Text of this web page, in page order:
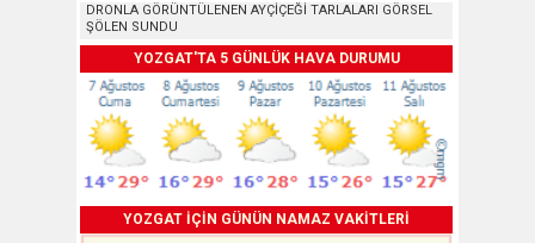
DRONLA GÖRÜNTÜLENEN AYÇİÇEĞİ TARLALARI GÖRSEL
ŞÖLEN SUNDU
YOZGAT'TA 5 GÜNLÜK HAVA DURUMU
YOZGAT İÇİN GÜNÜN NAMAZ VAKİTLERİ